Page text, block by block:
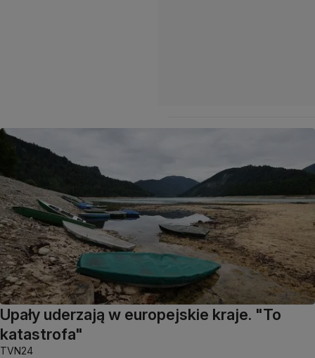
Upały uderzają w europejskie kraje. "To
katastrofa"
TVN24